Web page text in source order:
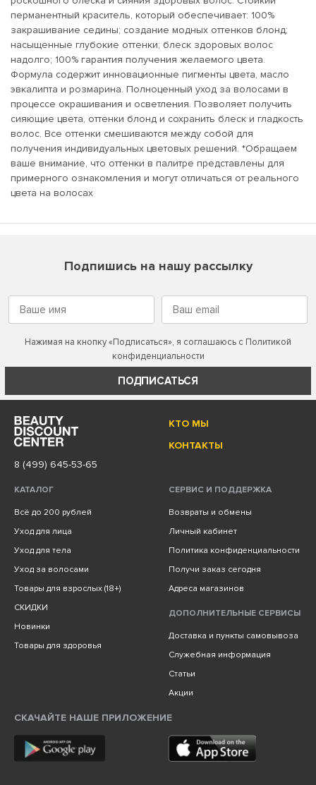
перманентный краситель, который обеспечивает: 100%
закрашивание седины; создание модных оттенков блонд;
насыщенные глубокие оттенки; блеск здоровых волос
надолго; 100% гарантия получения желаемого цвета.
Формула содержит инновационные пигменты цвета, масло
эвкалипта и розмарина. Полноценный уход за волосами в
процессе окрашивания и осветления. Позволяет получить
сияющие цвета, оттенки блонд и сохранить блеск и гладкость
волос. Все оттенки смешиваются между собой для
получения индивидуальных цветовых решений. *Обращаем
ваше внимание, что оттенки в палитре представлены для
примерного ознакомления и могут отличаться от реального
цвета на волосах
Подпишись на нашу рассылку
Нажимая на кнопку «Подписаться», я соглашаюсь с Политикой
конфиденциальности
ПОДПИСАТЬСЯ
КТО МЫ
КОНТАКТЫ
8 (499) 645-53-65
КАТАЛОГ
Всё до 200 рублей
Уход для лица
Уход для тела
Уход за волосами
Товары для взрослых (18+)
СКИДКИ
Новинки
Товары для здоровья
СЕРВИС И ПОДДЕРЖКА
Возвраты и обмены
Личный кабинет
Политика конфиденциальности
Получи заказ сегодня
Адреса магазинов
ДОПОЛНИТЕЛЬНЫЕ СЕРВИСЫ
Доставка и пункты самовывоза
Служебная информация
Статьи
Акции
СКАЧАЙТЕ НАШЕ ПРИЛОЖЕНИЕ